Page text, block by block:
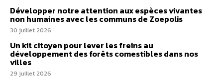
Développer notre attention aux espèces vivantes
non humaines avec les communs de Zoepolis
30 juillet 2026
Un kit citoyen pour lever les freins au
développement des forêts comestibles dans nos
villes
29 juillet 2026